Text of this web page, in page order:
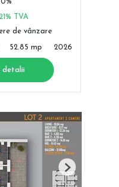
TVA
de vânzare
52.85 mp 2026
detalii
Next